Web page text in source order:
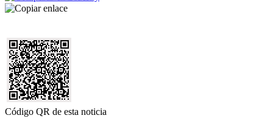
Código QR de esta noticia